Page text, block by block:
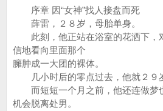
序章 因“女神”找人接盘而死
薛雷，２８岁，母胎单身。
此刻，他正站在浴室的花洒下，
信地看向里面那个
臃肿成一大团的裸体。
几小时后的零点过去，他就２９
而短短一个月之前，他还连做梦
机会脱离处男。